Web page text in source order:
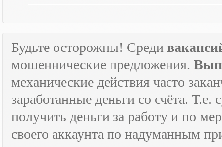
Будьте осторожны! Среди
мошеннические предложения.
механические действия часто
заработанные деньги со счёта.
получить деньги за работу и по
своего аккаунта по надуманным